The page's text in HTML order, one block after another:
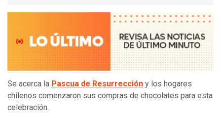
Se acerca la Pascua de Resurrección y los hogares
chilenos comenzaron sus compras de chocolates para esta
celebración.